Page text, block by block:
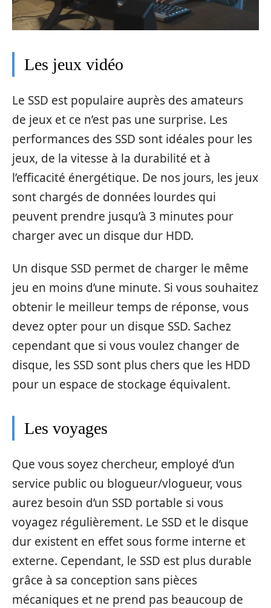
Les jeux vidéo
Le SSD est populaire auprès des amateurs
de jeux et ce n’est pas une surprise. Les
performances des SSD sont idéales pour les
jeux, de la vitesse à la durabilité et à
l’efficacité énergétique. De nos jours, les jeux
sont chargés de données lourdes qui
peuvent prendre jusqu’à 3 minutes pour
charger avec un disque dur HDD.
Un disque SSD permet de charger le même
jeu en moins d’une minute. Si vous souhaitez
obtenir le meilleur temps de réponse, vous
devez opter pour un disque SSD. Sachez
cependant que si vous voulez changer de
disque, les SSD sont plus chers que les HDD
pour un espace de stockage équivalent.
Les voyages
Que vous soyez chercheur, employé d’un
service public ou blogueur/vlogueur, vous
aurez besoin d’un SSD portable si vous
voyagez régulièrement. Le SSD et le disque
dur existent en effet sous forme interne et
externe. Cependant, le SSD est plus durable
grâce à sa conception sans pièces
mécaniques et ne prend pas beaucoup de